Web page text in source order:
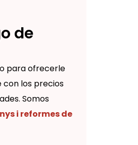
de
para ofrecerle
con los precios
Somos
i reformes de